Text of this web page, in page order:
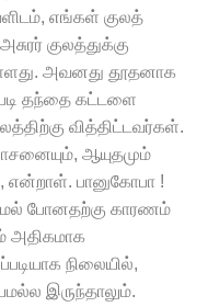
எங்கள் குலத்
குலத்துக்கு
அவனது தூதனாக
தந்தை கட்டளை
வித்திட்டவர்கள்.
ஆயுதமும்
என்றாள். பானுகோபா !
போனதற்கு காரணம்
அதிகமாக
நிலையில்,
இருந்தாலும்.